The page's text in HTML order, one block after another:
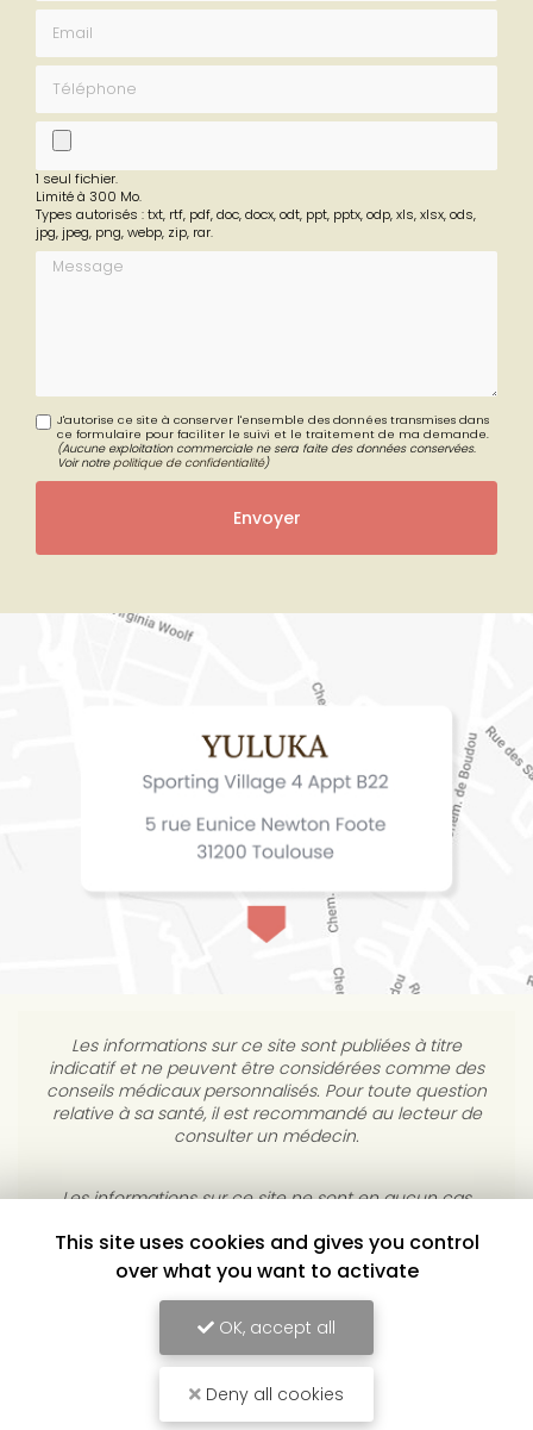
Code postal
Email
Téléphone
fichier
1 seul fichier.
Limité à 300 Mo.
Types autorisés : txt, rtf, pdf, doc, docx, odt, ppt, pptx, odp, xls, xlsx, ods,
jpg, jpeg, png, webp, zip, rar.
J'autorise ce site à conserver l'ensemble des données transmises dans
ce formulaire pour faciliter le suivi et le traitement de ma demande.
Les informations sur ce site sont publiées à titre
indicatif et ne peuvent être considérées comme des
conseils médicaux personnalisés. Pour toute question
Les informations sur ce site ne sont en aucun cas
destinées à diagnostiquer, traiter, atténuer ou guérir
une maladie. L’éditeur s’interdit de répondre à des
courriels médicaux personnels sans consultation
individuelle médicale.
YULUKA, CENTRE DE BIEN-ÊTRE À TOULOUSE
This site uses cookies and gives you control
over what you want to activate
OK, accept all
Deny all cookies